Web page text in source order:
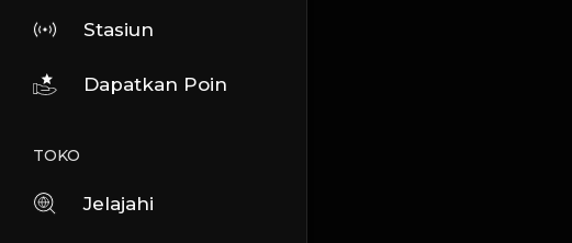
Stasiun
Dapatkan Poin
TOKO
Jelajahi